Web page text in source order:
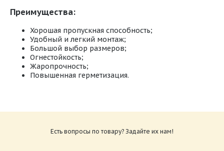
Преимущества:
Хорошая пропускная способность;
Удобный и легкий монтаж;
Большой выбор размеров;
Огнестойкость;
Жаропрочность;
Повышенная герметизация.
Размер: 860.54 Кб
Есть вопросы по товару? Задайте их нам!